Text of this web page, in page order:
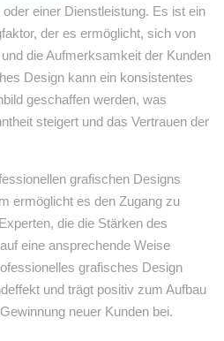
einer Dienstleistung. Es ist ein
der es ermöglicht, sich von
die Aufmerksamkeit der Kunden
Design kann ein konsistentes
geschaffen werden, was
steigert und das Vertrauen der
grafischen Designs
ermöglicht es den Zugang zu
die die Stärken des
eine ansprechende Weise
grafisches Design
und trägt positiv zum Aufbau
neuer Kunden bei.